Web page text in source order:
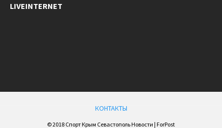
LIVEINTERNET
КОНТАКТЫ
© 2018 Спорт Крым Севастополь Новости | ForPost